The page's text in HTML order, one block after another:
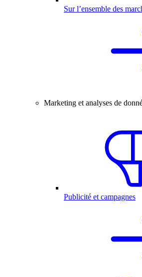
Sur l’ensemble des
Marketing et analyses de
Publicité et campagnes